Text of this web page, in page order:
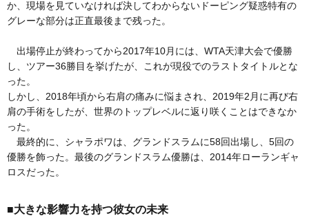
か、現場を見ていなければ決してわからないドーピング疑惑特有の
グレーな部分は正直最後まで残った。
出場停止が終わってから2017年10月には、WTA天津大会で優勝
し、ツアー36勝目を挙げたが、これが現役でのラストタイトルとな
った。
しかし、2018年頃から右肩の痛みに悩まされ、2019年2月に再び右
肩の手術をしたが、世界のトップレベルに返り咲くことはできなか
った。
最終的に、シャラポワは、グランドスラムに58回出場し、5回の
優勝を飾った。最後のグランドスラム優勝は、2014年ローランギャ
ロスだった。
■大きな影響力を持つ彼女の未来